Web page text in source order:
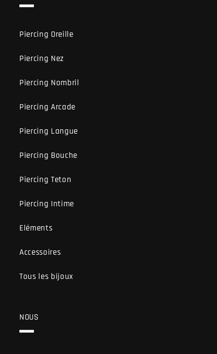
Piercing Oreille
Piercing Nez
Piercing Nombril
Piercing Arcade
Piercing Langue
Piercing Bouche
Piercing Teton
Piercing Intime
Eléments
Accessoires
Tous les bijoux
NOUS